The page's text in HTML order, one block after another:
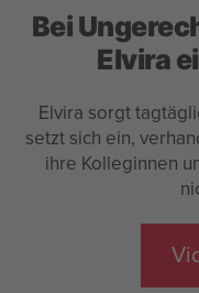
Bei
Elvira
Elvira sorgt
setzt sich ein,
ihre Kolleginnen